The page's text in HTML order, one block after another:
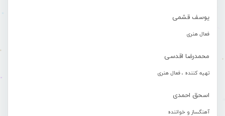
یوسف قشمی
فعال هنری
محمدرضا اقدسی
تهیه کننده ، فعال هنری
اسحق احمدی
آهنگساز و خواننده